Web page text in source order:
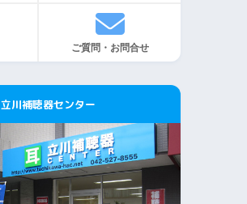
ご質問・お問合せ
立川補聴器センター